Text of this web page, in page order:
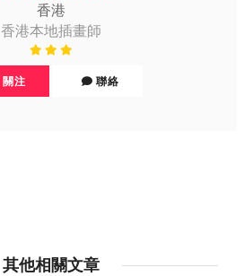
香港
香港本地插畫師
關注 聯絡
其他相關文章